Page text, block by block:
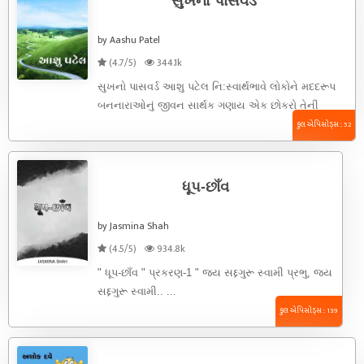
by Aashu Patel
(4.7/5)
344.1k
સુખનો પાસવર્ડ આશુ પટેલ નિ:સ્વાર્થભાવે લોકોને મદદરૂપ
બનનારાઓનું જીવન સાર્થક ગણાય એક છોકરો તેની
કુલ એપિસોડ્સ : 52
ધૂપ-છાઁવ
by Jasmina Shah
(4.5/5)
934.8k
" ધૂપ-છાઁવ " પ્રકરણ-1 " જય સદ્દગુરૂ સ્વામી પ્રભુ, જય
સદ્દગુરૂ સ્વામી.. ...
કુલ એપિસોડ્સ : 139